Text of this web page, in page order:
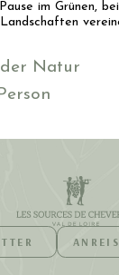
im Grünen,
Natur